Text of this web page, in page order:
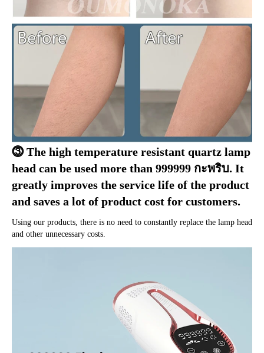
⓷ The high temperature resistant quartz lamp
head can be used more than 999999 กะพริบ. It
greatly improves the service life of the product
and saves a lot of product cost for customers.
Using our products, there is no need to constantly replace the lamp head
and other unnecessary costs.